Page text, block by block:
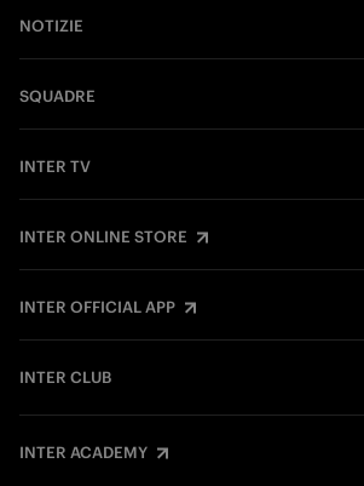
NOTIZIE
SQUADRE
INTER TV
INTER ONLINE STORE
INTER OFFICIAL APP
INTER CLUB
INTER ACADEMY